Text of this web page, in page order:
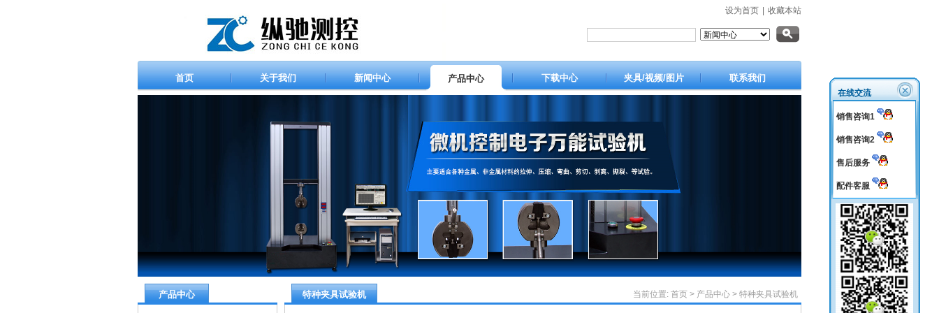
设为首页 收藏本站
首页 关于我们 新闻中心 产品中心 下载中心 夹具/视频/图片 联系我们
产品中心 当前位置: 首页 > 产品中心 > 特种夹具试验机
特种夹具试验机
在线交流
销售咨询1
销售咨询2
售后服务
配件客服